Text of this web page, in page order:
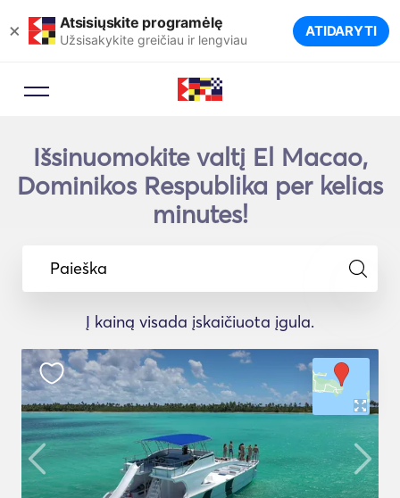
× Atsisiųskite programėlę
Užsisakykite greičiau ir lengviau ATIDARYTI
Išsinuomokite valtį El Macao,
Dominikos Respublika per kelias
minutes!
Paieška
Į kainą visada įskaičiuota įgula.